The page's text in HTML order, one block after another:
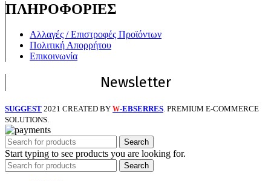
ΠΛΗΡΟΦΟΡΙΕΣ
Αλλαγές / Επιστροφές Προϊόντων
Πολιτική Απορρήτου
Επικοινωνία
Newsletter
SUGGEST 2021 CREATED BY W-EBSERRES. PREMIUM E-COMMERCE
SOLUTIONS.
Search
Start typing to see products you are looking for.
Search